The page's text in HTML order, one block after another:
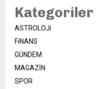
Kategoriler
ASTROLOJi
FiNANS
GÜNDEM
MAGAZİN
SPOR